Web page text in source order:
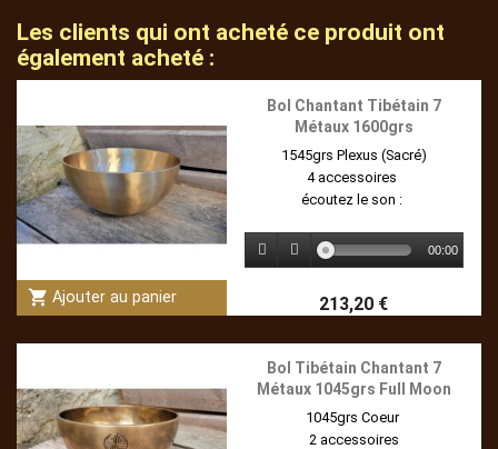
Les clients qui ont acheté ce produit ont
également acheté :
shopping_cart Ajouter au panier
Bol Chantant Tibétain 7
Métaux 1600grs
1545grs Plexus (Sacré)
4 accessoires
écoutez le son :
00:00
213,20 €
Bol Tibétain Chantant 7
Métaux 1045grs Full Moon
1045grs Coeur
2 accessoires